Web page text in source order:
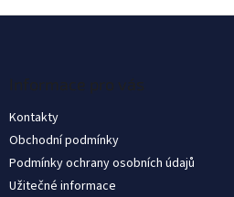
Informace pro vás
Kontakty
Obchodní podmínky
Podmínky ochrany osobních údajů
Užitečné informace